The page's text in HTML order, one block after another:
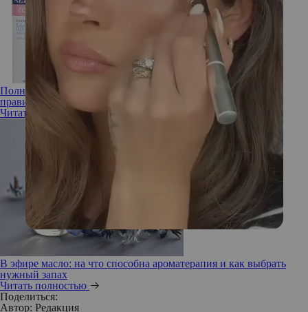
Полный гид по дезодорантам: как выбрать подходящий и
правильно использовать, рассказывает эксперт
Читать полностью
В эфире масло: на что способна ароматерапия и как выбрать
нужный запах
Читать полностью
Поделиться:
Автор: Редакция